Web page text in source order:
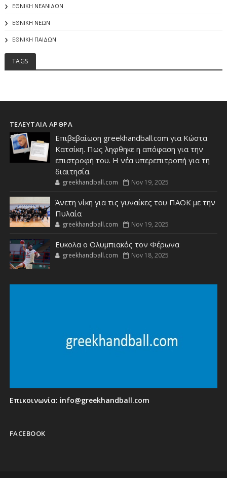
ΕΘΝΙΚΗ ΝΕΑΝΙΔΩΝ
ΕΘΝΙΚΗ ΝΕΩΝ
ΕΘΝΙΚΗ ΠΑΙΔΩΝ
TAGS
ΤΕΛΕΥΤΑΙΑ ΑΡΘΡΑ
Επιβεβαίωση greekhandball.com για Κώστα
Κατσίκη. Πως ληφθηκε η απόφαση για την
επιστροφή του. Η νέα υπερεπιτροπή για τη
διαιτησία.
greekhandball.com Nov 19, 2025
Άνετη νίκη για τις γυναίκες του ΠΑΟΚ με την
Πυλαία
greekhandball.com Nov 19, 2025
Ευκολα ο Ολυμπιακός τον Φέρωνα
greekhandball.com Nov 18, 2025
Επικοινωνία: info@greekhandball.com
FACEBOOK